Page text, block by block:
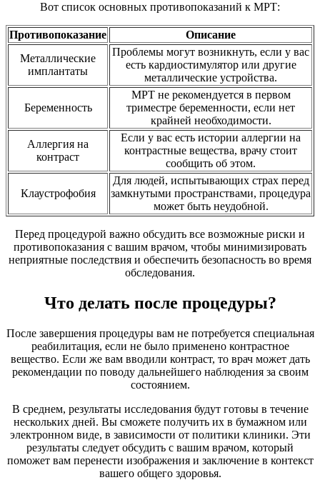
Вот список основных противопоказаний к МРТ:
Противопоказание
Описание
Металлические
имплантаты
Проблемы могут возникнуть, если у вас
есть кардиостимулятор или другие
металлические устройства.
Беременность
МРТ не рекомендуется в первом
триместре беременности, если нет
крайней необходимости.
Аллергия на
контраст
Если у вас есть истории аллергии на
контрастные вещества, врачу стоит
сообщить об этом.
Клаустрофобия
Для людей, испытывающих страх перед
замкнутыми пространствами, процедура
может быть неудобной.
Перед процедурой важно обсудить все возможные риски и
противопоказания с вашим врачом, чтобы минимизировать
неприятные последствия и обеспечить безопасность во время
обследования.
Что делать после процедуры?
После завершения процедуры вам не потребуется специальная
реабилитация, если не было применено контрастное
вещество. Если же вам вводили контраст, то врач может дать
рекомендации по поводу дальнейшего наблюдения за своим
состоянием.
В среднем, результаты исследования будут готовы в течение
нескольких дней. Вы сможете получить их в бумажном или
электронном виде, в зависимости от политики клиники. Эти
результаты следует обсудить с вашим врачом, который
поможет вам перенести изображения и заключение в контекст
вашего общего здоровья.